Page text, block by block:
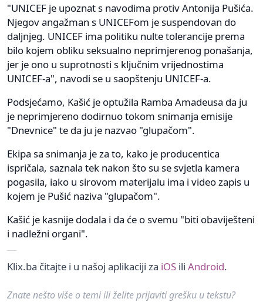
"UNICEF je upoznat s navodima protiv Antonija Pušića.
Njegov angažman s UNICEFom je suspendovan do
daljnjeg. UNICEF ima politiku nulte tolerancije prema
bilo kojem obliku seksualno neprimjerenog ponašanja,
jer je ono u suprotnosti s ključnim vrijednostima
UNICEF-a", navodi se u saopštenju UNICEF-a.
Podsjećamo, Kašić je optužila Ramba Amadeusa da ju
je neprimjereno dodirnuo tokom snimanja emisije
"Dnevnice" te da ju je nazvao "glupačom".
Ekipa sa snimanja je za to, kako je producentica
ispričala, saznala tek nakon što su se svjetla kamera
pogasila, iako u sirovom materijalu ima i video zapis u
kojem je Pušić naziva "glupačom".
Kašić je kasnije dodala i da će o svemu "biti obaviješteni
i nadležni organi".
Klix.ba čitajte i u našoj aplikaciji za iOS ili Android.
Znate nešto više o temi ili želite prijaviti grešku u tekstu?